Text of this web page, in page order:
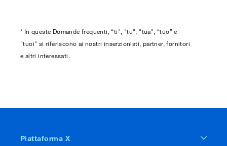
* In queste Domande frequenti, “ti", "tu", "tua", “tuo” e
"tuoi" si riferiscono ai nostri inserzionisti, partner, fornitori
e altri interessati.
Piattaforma X